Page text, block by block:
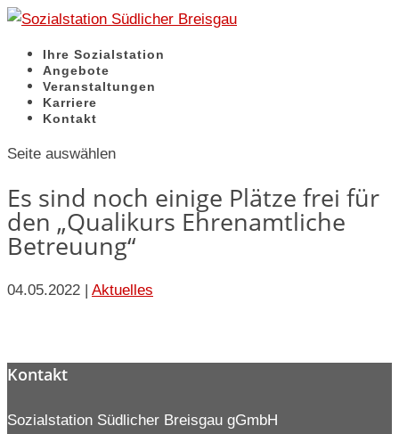
Ihre Sozialstation
Angebote
Veranstaltungen
Karriere
Kontakt
Seite auswählen
Es sind noch einige Plätze frei für
den „Qualikurs Ehrenamtliche
Betreuung“
04.05.2022 | Aktuelles
Kontakt
Sozialstation Südlicher Breisgau gGmbH